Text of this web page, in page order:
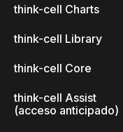
think-cell Charts
think-cell Library
think-cell Core
think-cell Assist
(acceso anticipado)